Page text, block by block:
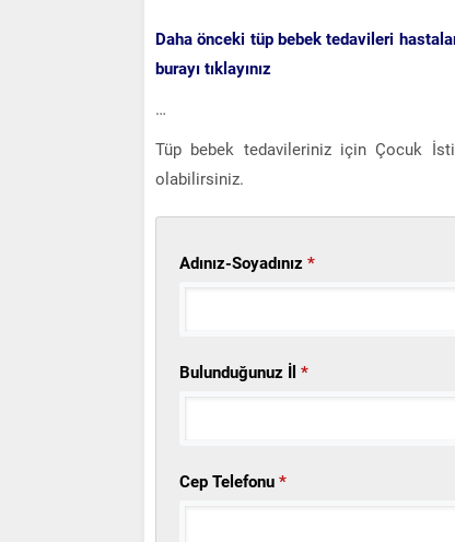
Daha önceki tüp bebek tedavileri
burayı tıklayınız
…
Tüp bebek tedavileriniz için Çocuk
olabilirsiniz.
Adınız-Soyadınız *
Bulunduğunuz İl *
Cep Telefonu *